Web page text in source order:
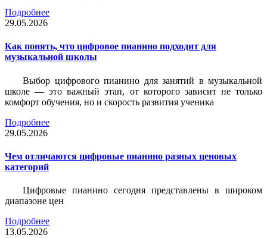
Подробнее
29.05.2026
Как понять, что цифровое пианино подходит для
музыкальной школы
Выбор цифрового пианино для занятий в музыкальной
школе — это важный этап, от которого зависит не только
комфорт обучения, но и скорость развития ученика
Подробнее
29.05.2026
Чем отличаются цифровые пианино разных ценовых
категорий
Цифровые пианино сегодня представлены в широком
диапазоне цен
Подробнее
13.05.2026